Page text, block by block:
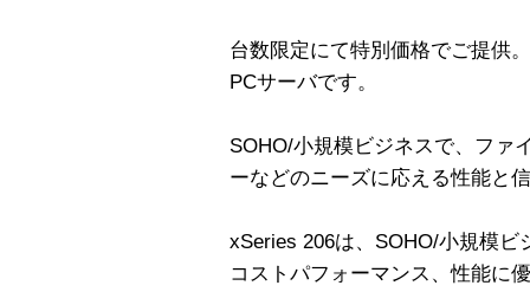
台数限定にて特別価格でご提
PCサーバです。
SOHO/小規模ビジネスで、ファ
ーなどのニーズに応える性能と
xSeries 206は、SOHO/小規模
コストパフォーマンス、性能に